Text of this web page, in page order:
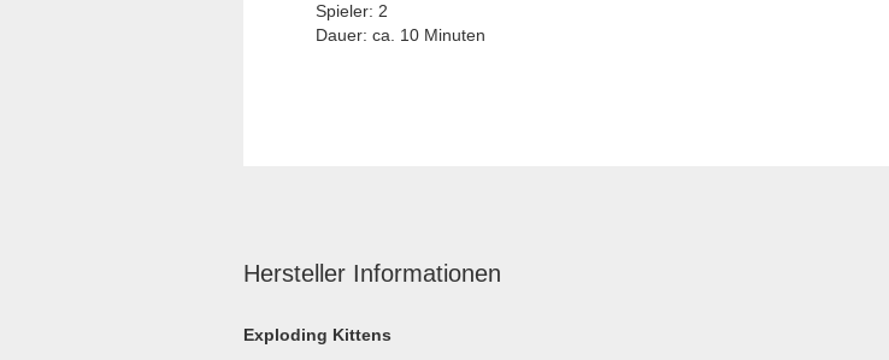
Spieler: 2
Dauer: ca. 10 Minuten
Hersteller Informationen
Exploding Kittens